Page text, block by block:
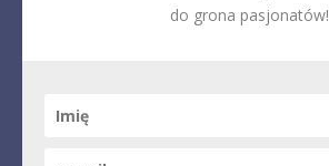
do grona pasjonatów!